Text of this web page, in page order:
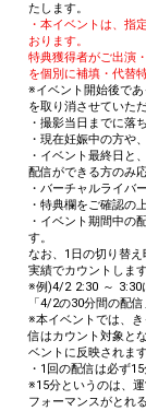
たします。
・本イベントは、指
おります。
特典獲得者がご出演
を個別に補填・代替
※イベント開始後で
を取り消させていた
・撮影当日までに落
・現在妊娠中の方や
・イベント最終日と
配信ができる方のみ
・バーチャルライバ
・特典欄をご確認の
・イベント期間中の
す。
なお、1日の切り替
実績でカウントします
※例)4/2 2:30 ～ 3:30
「4/2の30分間の配
※本イベントでは、
信はカウント対象と
ベントに反映されます
・1回の配信は必ず
※15分というのは、
フォーマンスがとれ